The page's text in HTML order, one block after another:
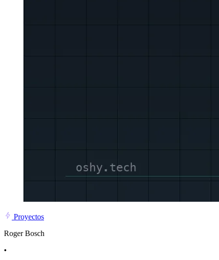
Proyectos
Roger Bosch
•